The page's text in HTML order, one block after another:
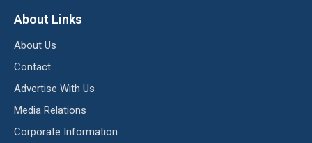
About Links
About Us
Contact
Advertise With Us
Media Relations
Corporate Information